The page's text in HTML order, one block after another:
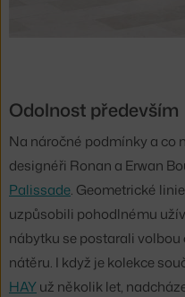
Odolnost především
Na náročné podmínky a co
designéři Ronan a Erwan
Palissade. Geometrické
uzpůsobili pohodlnému
nábytku se postarali
nátěru. I když je kolekce
HAYuž několik let,